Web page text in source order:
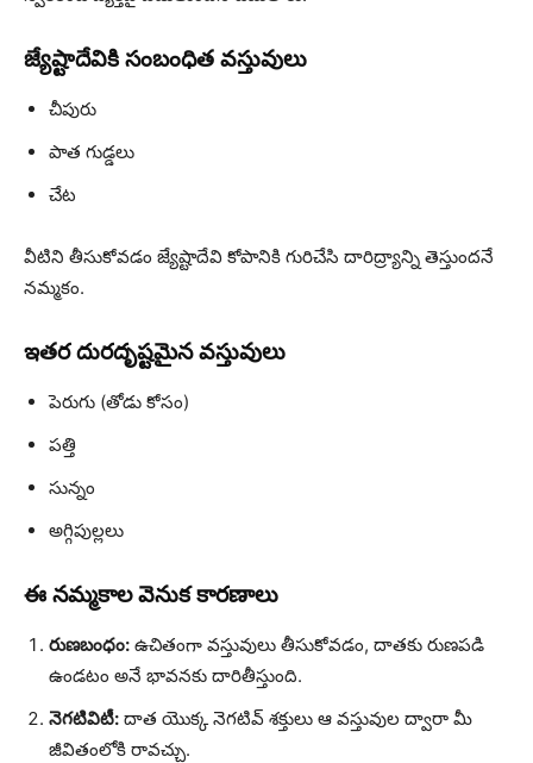
జ్యేష్టాదేవికి సంబంధిత వస్తువులు
చీపురు
పాత గుడ్డలు
చేట
వీటిని తీసుకోవడం జ్యేష్టాదేవి కోపానికి గురిచేసి దారిద్ర్యాన్ని తెస్తుందనే
నమ్మకం.
ఇతర దురదృష్టమైన వస్తువులు
పెరుగు (తోడు కోసం)
పత్తి
సున్నం
అగ్గిపుల్లలు
ఈ నమ్మకాల వెనుక కారణాలు
రుణబంధం: ఉచితంగా వస్తువులు తీసుకోవడం, దాతకు రుణపడి
ఉండటం అనే భావనకు దారితీస్తుంది.
నెగటివిటీ: దాత యొక్క నెగటివ్ శక్తులు ఆ వస్తువుల ద్వారా మీ
జీవితంలోకి రావచ్చు.